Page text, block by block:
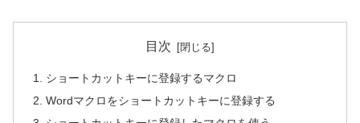
目次
ショートカットキーに登録するマクロ
Wordマクロをショートカットキーに登録する